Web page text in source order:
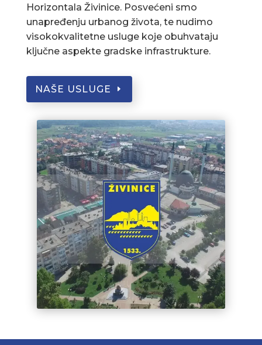
Horizontala Živinice. Posvećeni smo
unapređenju urbanog života, te nudimo
visokokvalitetne usluge koje obuhvataju
ključne aspekte gradske infrastrukture.
NAŠE USLUGE